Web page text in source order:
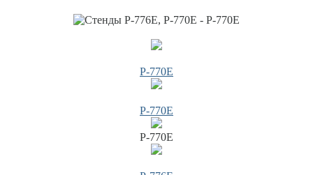
Р-770Е
Р-770Е
Р-770Е